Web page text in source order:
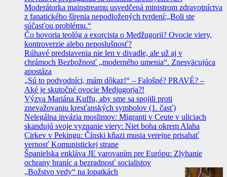
Moderátorka mainstreamu usvedčená ministrom zdravotníctva
z fanatického šírenia nepodložených tvrdení:„Boli ste
súčasťou problému.“
Čo hovoria teológ a exorcista o Medžugorii? Ovocie viery,
kontroverzie alebo neposlušnosť?
Rúhavé predstavenia nie len v divadle, ale už aj v
chrámoch Bezbožnosť „moderného umenia“. Znesväcujúca
apostáza
„Sú to podvodníci, mám dôkaz!“ – Falošné? PRAVÉ? –
Aké je skutočné ovocie Medjugorja?!
Výzva Mariána Kuffu, aby sme sa spojili proti
znevažovaniu kresťanských symbolov (1. časť)
Nelegálna invázia moslimov: Migranti v Ceute v uliciach
skandujú svoje vyznanie viery: Niet boha okrem Alaha
Cirkev v Pekingu: Čínski kňazi musia verejne prisahať
vernosť Komunistickej strane
Španielska enkláva JE varovaním pre Európu: Zlyhanie
ochrany hraníc a bezradnosť socialistov
„Božstvo vedy“ na lopatkách